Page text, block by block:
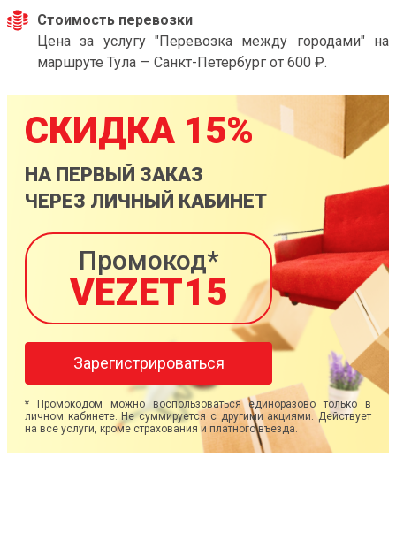
Стоимость перевозки
Цена за услугу "Перевозка между городами" на
маршруте Тула — Санкт-Петербург от 600 ₽.
СКИДКА 15%
НА ПЕРВЫЙ ЗАКАЗ
ЧЕРЕЗ ЛИЧНЫЙ КАБИНЕТ
Промокод*
VEZET15
Зарегистрироваться
* Промокодом можно воспользоваться единоразово только в
личном кабинете. Не суммируется с другими акциями. Действует
на все услуги, кроме страхования и платного въезда.